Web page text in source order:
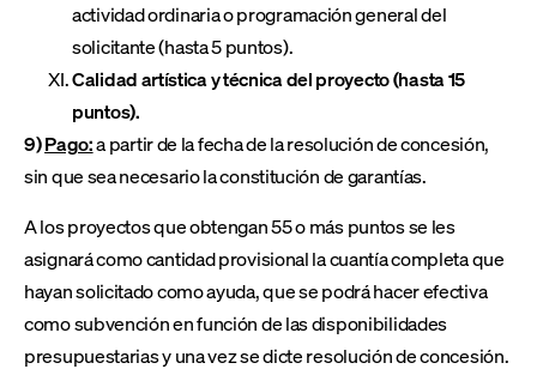
actividad ordinaria o programación general del
solicitante (hasta 5 puntos).
Calidad artística y técnica del proyecto (hasta 15
puntos).
9)Pago:a partir de la fecha de la resolución de concesión,
sin que sea necesario la constitución de garantías.
A los proyectos que obtengan 55 o más puntos se les
asignará como cantidad provisional la cuantía completa que
hayan solicitado como ayuda, que se podrá hacer efectiva
como subvención en función de las disponibilidades
presupuestarias y una vez se dicte resolución de concesión.